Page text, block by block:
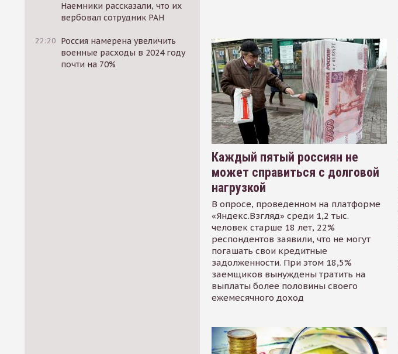
Наемники рассказали, что их
вербовал сотрудник РАН
22:20 Россия намерена увеличить
военные расходы в 2024 году
почти на 70%
Каждый пятый россиян не
может справиться с долговой
нагрузкой
В опросе, проведенном на платформе
«Яндекс.Взгляд» среди 1,2 тыс.
человек старше 18 лет, 22%
респондентов заявили, что не могут
погашать свои кредитные
задолженности. При этом 18,5%
заемщиков вынуждены тратить на
выплаты более половины своего
ежемесячного доход